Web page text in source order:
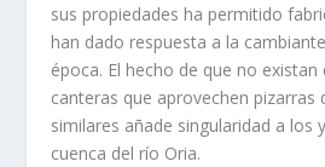
sus propiedades ha permitido
han dado respuesta a la
época. El hecho de que no existan
canteras que aprovechen pizarras
similares añade singularidad a los
cuenca del río Oria.